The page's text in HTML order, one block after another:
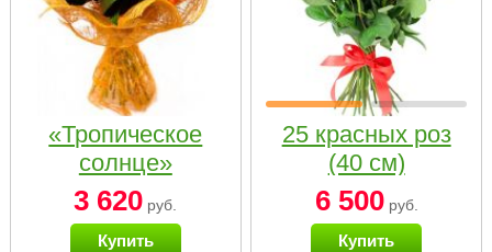
«Тропическое
солнце»
3 620 руб.
Купить
25 красных роз
(40 см)
6 500руб.
Купить